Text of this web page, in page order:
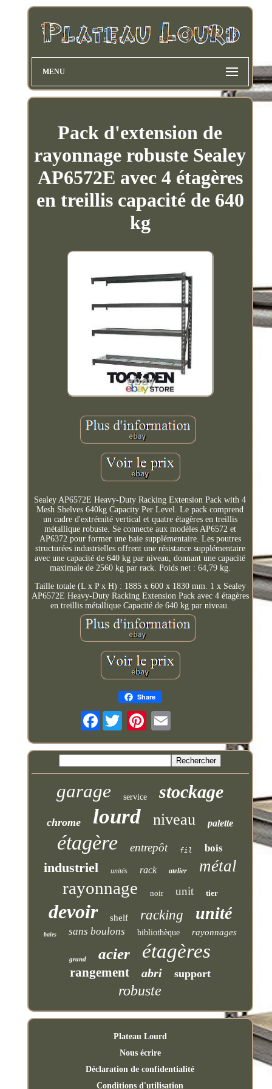
MENU
Pack d'extension de
rayonnage robuste Sealey
AP6572E avec 4 étagères
en treillis capacité de 640
kg
Sealey AP6572E Heavy-Duty Racking Extension Pack with 4
Mesh Shelves 640kg Capacity Per Level. Le pack comprend
un cadre d'extrémité vertical et quatre étagères en treillis
métallique robuste. Se connecte aux modèles AP6572 et
AP6372 pour former une baie supplémentaire. Les poutres
structurées industrielles offrent une résistance supplémentaire
avec une capacité de 640 kg par niveau, donnant une capacité
maximale de 2560 kg par rack. Poids net : 64,79 kg.
Taille totale (L x P x H) : 1885 x 600 x 1830 mm. 1 x Sealey
AP6572E Heavy-Duty Racking Extension Pack avec 4 étagères
en treillis métallique Capacité de 640 kg par niveau.
Share
Facebook
garage service stockage
chrome lourd niveau palette
étagère entrepôt fil bois
industriel unités rack atelier métal
rayonnage noir unit tier
devoir shelf racking unité
baies sans boulons bibliothèque rayonnages
grand acier étagères
rangement abri support
robuste
Plateau Lourd
Nous écrire
Déclaration de confidentialité
Conditions d'utilisation